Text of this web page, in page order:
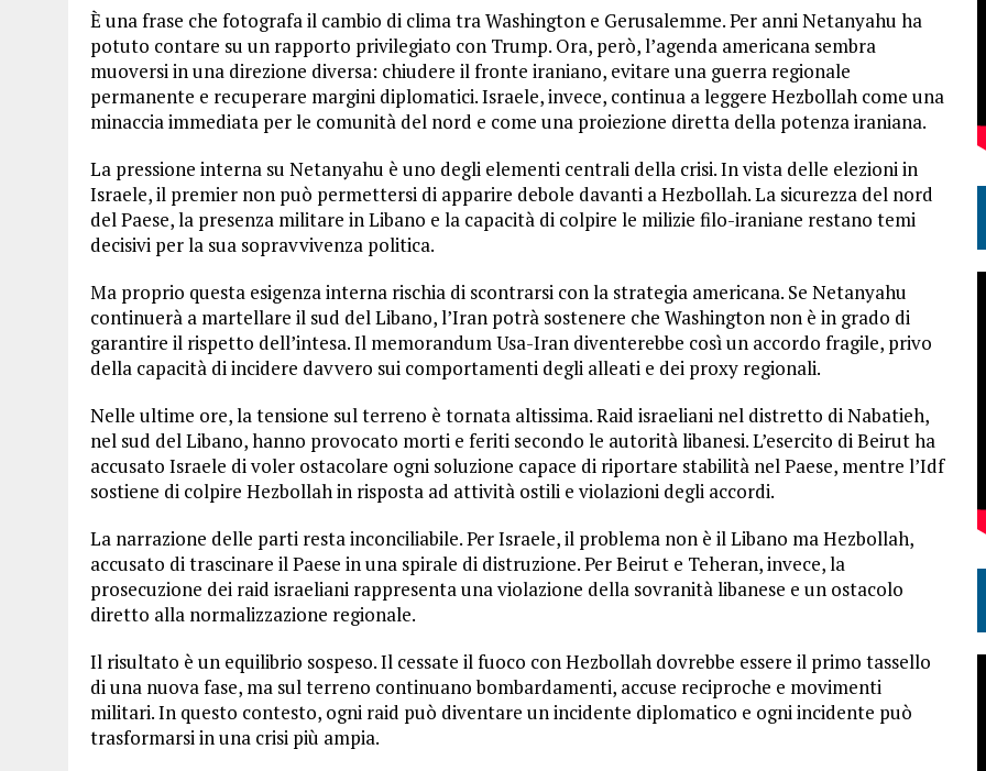
È una frase che fotografa il cambio di clima tra Washington e Gerusalemme. Per anni Netanyahu ha
potuto contare su un rapporto privilegiato con Trump. Ora, però, l’agenda americana sembra
muoversi in una direzione diversa: chiudere il fronte iraniano, evitare una guerra regionale
permanente e recuperare margini diplomatici. Israele, invece, continua a leggere Hezbollah come una
minaccia immediata per le comunità del nord e come una proiezione diretta della potenza iraniana.
La pressione interna su Netanyahu è uno degli elementi centrali della crisi. In vista delle elezioni in
Israele, il premier non può permettersi di apparire debole davanti a Hezbollah. La sicurezza del nord
del Paese, la presenza militare in Libano e la capacità di colpire le milizie filo-iraniane restano temi
decisivi per la sua sopravvivenza politica.
Ma proprio questa esigenza interna rischia di scontrarsi con la strategia americana. Se Netanyahu
continuerà a martellare il sud del Libano, l’Iran potrà sostenere che Washington non è in grado di
garantire il rispetto dell’intesa. Il memorandum Usa-Iran diventerebbe così un accordo fragile, privo
della capacità di incidere davvero sui comportamenti degli alleati e dei proxy regionali.
Nelle ultime ore, la tensione sul terreno è tornata altissima. Raid israeliani nel distretto di Nabatieh,
nel sud del Libano, hanno provocato morti e feriti secondo le autorità libanesi. L’esercito di Beirut ha
accusato Israele di voler ostacolare ogni soluzione capace di riportare stabilità nel Paese, mentre l’Idf
sostiene di colpire Hezbollah in risposta ad attività ostili e violazioni degli accordi.
La narrazione delle parti resta inconciliabile. Per Israele, il problema non è il Libano ma Hezbollah,
accusato di trascinare il Paese in una spirale di distruzione. Per Beirut e Teheran, invece, la
prosecuzione dei raid israeliani rappresenta una violazione della sovranità libanese e un ostacolo
diretto alla normalizzazione regionale.
Il risultato è un equilibrio sospeso. Il cessate il fuoco con Hezbollah dovrebbe essere il primo tassello
di una nuova fase, ma sul terreno continuano bombardamenti, accuse reciproche e movimenti
militari. In questo contesto, ogni raid può diventare un incidente diplomatico e ogni incidente può
trasformarsi in una crisi più ampia.